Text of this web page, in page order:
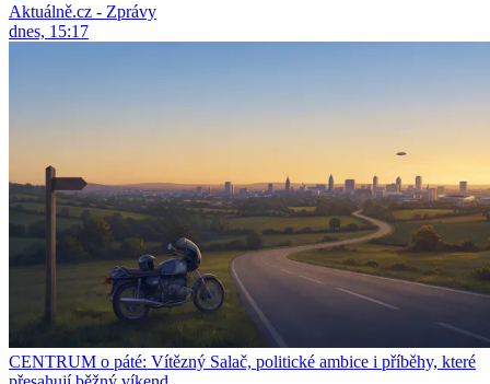
Aktuálně.cz - Zprávy
dnes, 15:17
CENTRUM o páté: Vítězný Salač, politické ambice i příběhy, které